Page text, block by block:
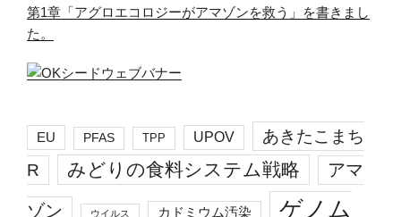
第1章「アグロエコロジーがアマゾンを救う」を書きまし
た。
EU PFAS TPP UPOV
あきたこまち
R
みどりの食料システム戦略 アマ
ゾン ウイルス カドミウム汚染
ゲノム